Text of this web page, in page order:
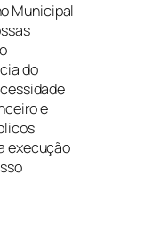
Municipal
do
e
execução